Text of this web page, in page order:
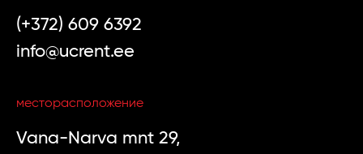
(+372) 609 6392
info@ucrent.ee
месторасположение
Vana-Narva mnt 29,